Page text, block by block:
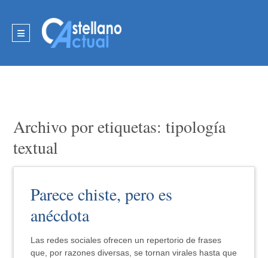
Archivo por etiquetas: tipología
textual
Parece chiste, pero es
anécdota
Las redes sociales ofrecen un repertorio de frases
que, por razones diversas, se tornan virales hasta que